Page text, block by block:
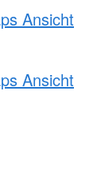
Ansicht
Ansicht